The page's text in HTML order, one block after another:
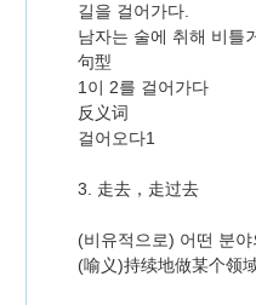
길을 걸어가다.
남자는 술에 취해 비틀
句型
1이 2를 걸어가다
反义词
걸어오다1
3. 走去，走过去
(비유적으로) 어떤 분
(喻义)持续地做某个领